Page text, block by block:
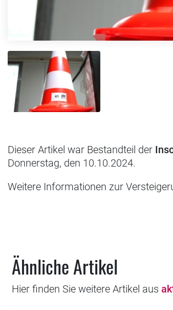
Dieser Artikel war Bestandteil der
Donnerstag, den 10.10.2024.
Weitere Informationen zur
Ähnliche Artikel
Hier finden Sie weitere Artikel aus